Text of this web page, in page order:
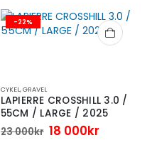
-22%
CYKEL,GRAVEL
LAPIERRE CROSSHILL 3.0 /
55CM / LARGE / 2025
23 000kr Det
18 000krDet